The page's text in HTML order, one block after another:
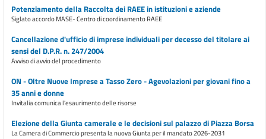
Potenziamento della Raccolta dei RAEE in istituzioni e aziende
Siglato accordo MASE- Centro di coordinamento RAEE
Cancellazione d'ufficio di imprese individuali per decesso del titolare ai
sensi del D.P.R. n. 247/2004
Avviso di avvio del procedimento
ON - Oltre Nuove Imprese a Tasso Zero - Agevolazioni per giovani fino a
35 anni e donne
Invitalia comunica l'esaurimento delle risorse
Elezione della Giunta camerale e le decisioni sul palazzo di Piazza Borsa
La Camera di Commercio presenta la nuova Giunta per il mandato 2026-2031